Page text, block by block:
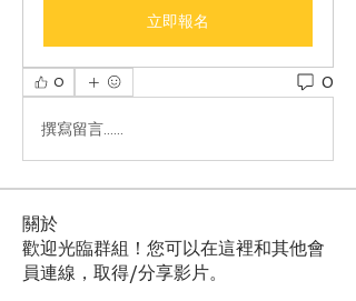
立即報名
0 0
撰寫留言......
關於
歡迎光臨群組！您可以在這裡和其他會
員連線，取得/分享影片。